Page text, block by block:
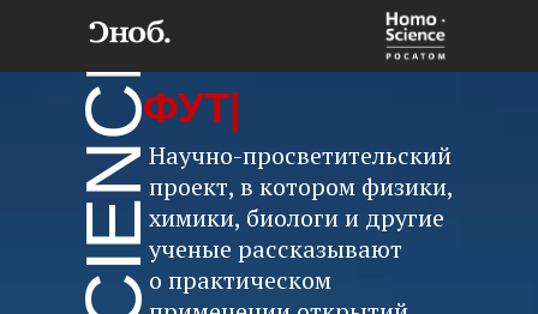
Ф|
Научно-просветительский
проект, в котором физики,
химики, биологи и другие
ученые рассказывают
о практическом